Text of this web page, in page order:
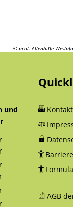
© prot. Altenhilfe
© prot. Altenhilfe
© prot. Altenhilfe
© prot. Altenhilfe
© prot. Altenhilfe
und
Uhr
Uhr
Uhr
Uhr
Uhr
Kontakt
AGB